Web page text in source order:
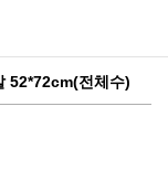
52*72cm(전체수)